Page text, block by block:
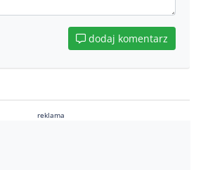
dodaj komentarz
reklama